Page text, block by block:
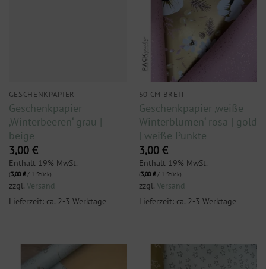
GESCHENKPAPIER
Geschenkpapier
‚Winterbeeren‘ grau |
beige
3,00 €
Enthält 19% MwSt.
(3,00€/ 1 Stück)
zzgl. Versand
Lieferzeit: ca. 2-3 Werktage
50 CM BREIT
Geschenkpapier ‚weiße
Winterblumen‘ rosa | gold
| weiße Punkte
3,00 €
Enthält 19% MwSt.
(3,00€/ 1 Stück)
zzgl. Versand
Lieferzeit: ca. 2-3 Werktage